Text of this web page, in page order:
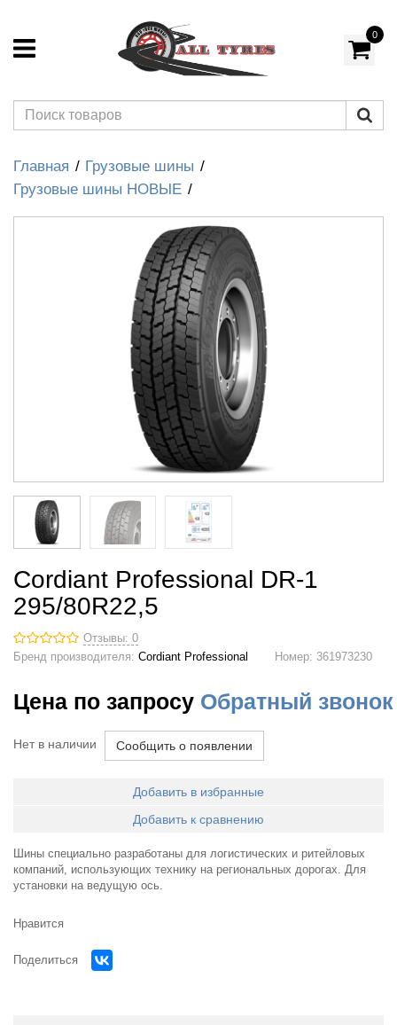
0
Главная
Грузовые шины
Грузовые шины НОВЫЕ
Cordiant Professional DR-1
295/80R22,5
Отзывы: 0
Бренд производителя: Cordiant Professional Номер: 361973230
Цена по запросу Обратный звонок
Нет в наличии Сообщить о появлении
Добавить в избранные
Добавить к сравнению
Шины специально разработаны для логистических и ритейловых
компаний, использующих технику на региональных дорогах. Для
установки на ведущую ось.
Нравится
Поделиться